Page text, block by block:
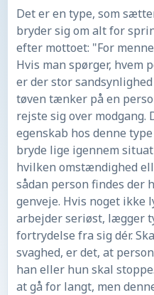
Det er en type, som
bryder sig om alt for
efter mottoet: "For
Hvis man spørger, hvem
er der stor
tøven tænker på en
rejste sig over modgang.
egenskab hos denne
bryde lige igennem
hvilken omstændighed
sådan person findes der
genveje. Hvis noget ikke
arbejder seriøst, lægger
fortrydelse fra sig dér.
svaghed, er det, at
han eller hun skal
at gå for langt, men